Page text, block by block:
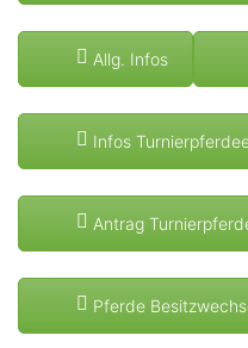
Allg. Infos
Infos
Antrag
Pferde